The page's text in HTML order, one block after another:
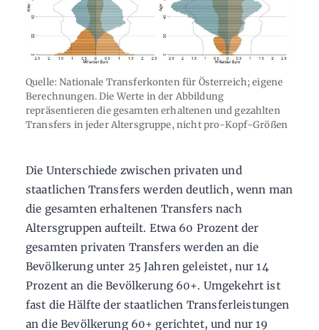
Quelle: Nationale Transferkonten für Österreich; eigene
Berechnungen. Die Werte in der Abbildung
repräsentieren die gesamten erhaltenen und gezahlten
Transfers in jeder Altersgruppe, nicht pro-Kopf-Größen
Die Unterschiede zwischen privaten und
staatlichen Transfers werden deutlich, wenn man
die gesamten erhaltenen Transfers nach
Altersgruppen aufteilt. Etwa 60 Prozent der
gesamten privaten Transfers werden an die
Bevölkerung unter 25 Jahren geleistet, nur 14
Prozent an die Bevölkerung 60+. Umgekehrt ist
fast die Hälfte der staatlichen Transferleistungen
an die Bevölkerung 60+ gerichtet, und nur 19